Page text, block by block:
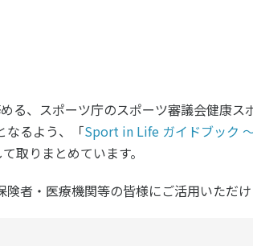
社会づくり
アクティブシティ
自治体との連携
各教育機関との連携
る、 スポーツ庁のスポーツ審議会健康ス
なるよう、「Sport in Life ガイドブック
取りまとめています。
者・医療機関等の皆様にご活用いただけ